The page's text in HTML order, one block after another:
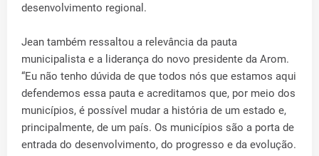
desenvolvimento regional.
Jean também ressaltou a relevância da pauta
municipalista e a liderança do novo presidente da Arom.
“Eu não tenho dúvida de que todos nós que estamos aqui
defendemos essa pauta e acreditamos que, por meio dos
municípios, é possível mudar a história de um estado e,
principalmente, de um país. Os municípios são a porta de
entrada do desenvolvimento, do progresso e da evolução.